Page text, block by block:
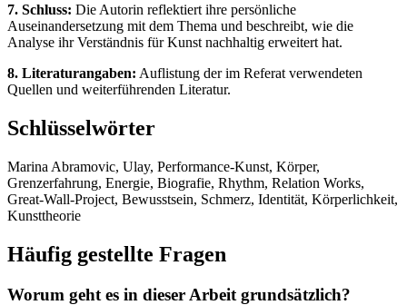
7. Schluss: Die Autorin reflektiert ihre persönliche
Auseinandersetzung mit dem Thema und beschreibt, wie die
Analyse ihr Verständnis für Kunst nachhaltig erweitert hat.
8. Literaturangaben: Auflistung der im Referat verwendeten
Quellen und weiterführenden Literatur.
Schlüsselwörter
Marina Abramovic, Ulay, Performance-Kunst, Körper,
Grenzerfahrung, Energie, Biografie, Rhythm, Relation Works,
Great-Wall-Project, Bewusstsein, Schmerz, Identität, Körperlichkeit,
Kunsttheorie
Häufig gestellte Fragen
Worum geht es in dieser Arbeit grundsätzlich?